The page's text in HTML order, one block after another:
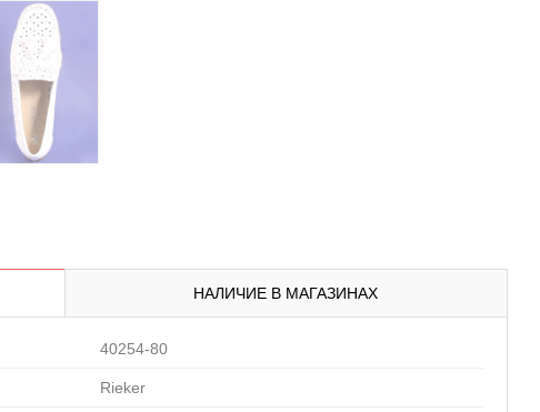
НАЛИЧИЕ В МАГАЗИНАХ
40254-80
Rieker